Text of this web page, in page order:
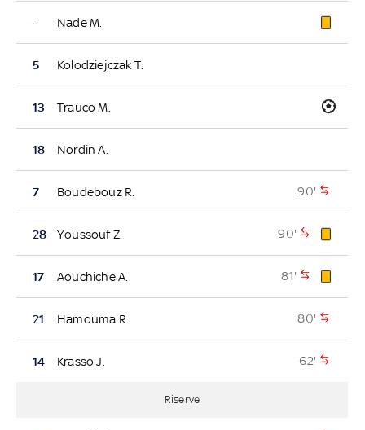
- Nade M.
5 Kolodziejczak T.
13 Trauco M.
18 Nordin A.
7 Boudebouz R. 90'
28 Youssouf Z. 90'
17 Aouchiche A. 81'
21 Hamouma R. 80'
14 Krasso J. 62'
Riserve